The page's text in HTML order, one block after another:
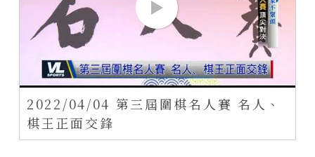
2022/04/04 第三屆圍棋名人賽 名人、
棋王正面交鋒